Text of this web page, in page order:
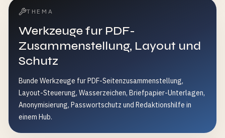
THEMA
Werkzeuge fur PDF-
Zusammenstellung, Layout und
Schutz
Bunde Werkzeuge fur PDF-Seitenzusammenstellung,
Layout-Steuerung, Wasserzeichen, Briefpapier-Unterlagen,
Anonymisierung, Passwortschutz und Redaktionshilfe in
einem Hub.